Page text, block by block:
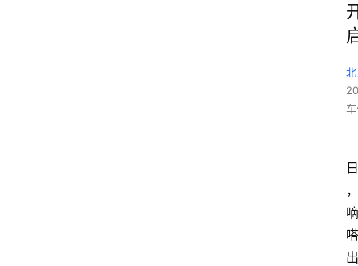
日
，
嘀
嗒
出